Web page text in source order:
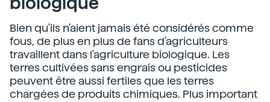
Bien qu'ils n'aient jamais été considérés comme
fous, de plus en plus de fans d'agriculteurs
travaillent dans l'agriculture biologique. Les
terres cultivées sans engrais ou pesticides
peuvent être aussi fertiles que les terres
chargées de produits chimiques. Plus important